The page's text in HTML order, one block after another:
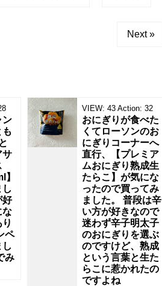
Next »
ン
サ
好
な
ペ
み
VIEW: 43 Action: 32
おにぎりが食べた
くてローソンのお
にぎりコーナーへ
直行、【プレミア
ムおにぎり熟成生
たらこ】が気にな
ったので買ってみ
ました。 普段は辛
い方が好きなので
迷わず辛子明太子
のおにぎりを選ぶ
のですけど、熟成
という言葉と生た
らこに惹かれたの
ですよね